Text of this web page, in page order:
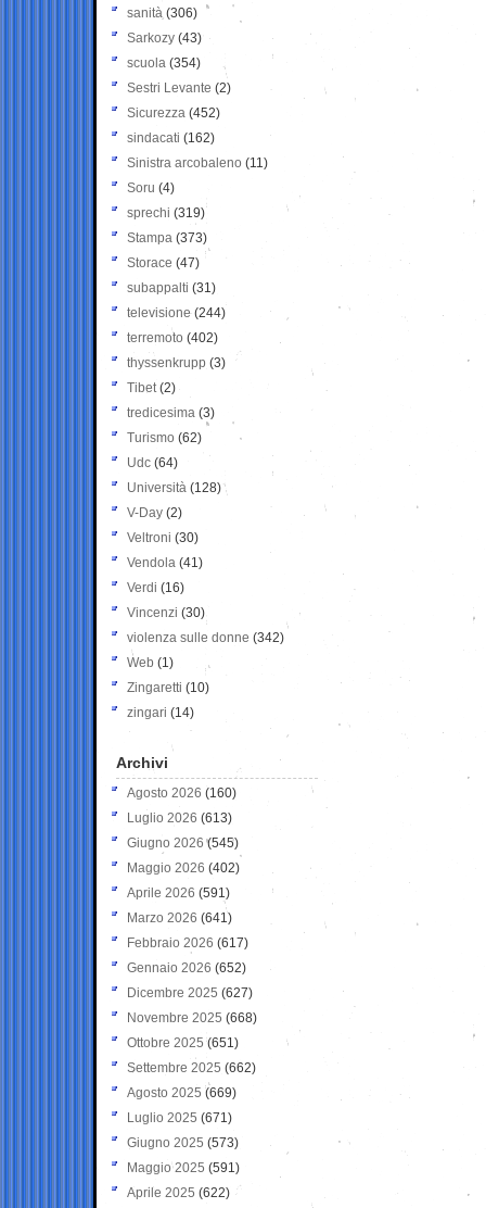
sanità (306)
Sarkozy (43)
scuola (354)
Sestri Levante (2)
Sicurezza (452)
sindacati (162)
Sinistra arcobaleno (11)
Soru (4)
sprechi (319)
Stampa (373)
Storace (47)
subappalti (31)
televisione(244)
terremoto (402)
thyssenkrupp (3)
Tibet(2)
tredicesima (3)
Turismo (62)
Udc (64)
Università (128)
V-Day (2)
Veltroni (30)
Vendola (41)
Verdi (16)
Vincenzi (30)
violenza sulle donne (342)
Web (1)
Zingaretti (10)
zingari (14)
Archivi
Agosto 2026 (160)
Luglio 2026 (613)
Giugno 2026 (545)
Maggio 2026 (402)
Aprile 2026 (591)
Marzo 2026 (641)
Febbraio 2026 (617)
Gennaio 2026 (652)
Dicembre 2025 (627)
Novembre 2025 (668)
Ottobre 2025 (651)
Settembre 2025 (662)
Agosto 2025 (669)
Luglio 2025 (671)
Giugno 2025 (573)
Maggio 2025 (591)
Aprile 2025 (622)